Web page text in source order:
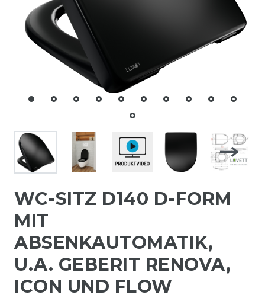
WC-SITZ D140 D-FORM
MIT
ABSENKAUTOMATIK,
U.A. GEBERIT RENOVA,
ICON UND FLOW